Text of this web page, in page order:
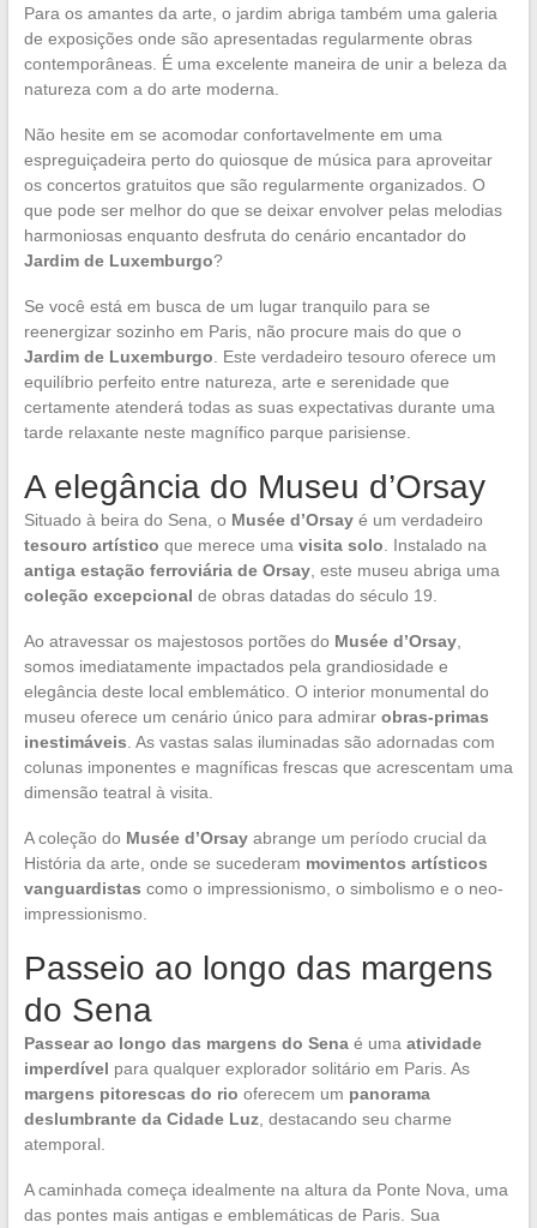
Para os amantes da arte, o jardim abriga também uma galeria
de exposições onde são apresentadas regularmente obras
contemporâneas. É uma excelente maneira de unir a beleza da
natureza com a do arte moderna.
Não hesite em se acomodar confortavelmente em uma
espreguiçadeira perto do quiosque de música para aproveitar
os concertos gratuitos que são regularmente organizados. O
que pode ser melhor do que se deixar envolver pelas melodias
harmoniosas enquanto desfruta do cenário encantador do
Jardim de Luxemburgo?
Se você está em busca de um lugar tranquilo para se
reenergizar sozinho em Paris, não procure mais do que o
Jardim de Luxemburgo . Este verdadeiro tesouro oferece um
equilíbrio perfeito entre natureza, arte e serenidade que
certamente atenderá todas as suas expectativas durante uma
tarde relaxante neste magnífico parque parisiense.
A elegância do Museu d’Orsay
Situado à beira do Sena, o Musée d’Orsayé um verdadeiro
tesouro artístico que merece uma visita solo . Instalado na
antiga estação ferroviária de Orsay, este museu abriga uma
coleção excepcional de obras datadas do século 19.
Ao atravessar os majestosos portões do Musée d’Orsay,
somos imediatamente impactados pela grandiosidade e
elegância deste local emblemático. O interior monumental do
museu oferece um cenário único para admirar obras-primas
inestimáveis . As vastas salas iluminadas são adornadas com
colunas imponentes e magníficas frescas que acrescentam uma
dimensão teatral à visita.
A coleção do Musée d’Orsayabrange um período crucial da
História da arte, onde se sucederam movimentos artísticos
vanguardistas como o impressionismo, o simbolismo e o neo-
impressionismo.
Passeio ao longo das margens
do Sena
Passear ao longo das margens do Senaé uma atividade
imperdível para qualquer explorador solitário em Paris. As
margens pitorescas do rio oferecem um panorama
deslumbrante da Cidade Luz, destacando seu charme
atemporal.
A caminhada começa idealmente na altura da Ponte Nova, uma
das pontes mais antigas e emblemáticas de Paris. Sua